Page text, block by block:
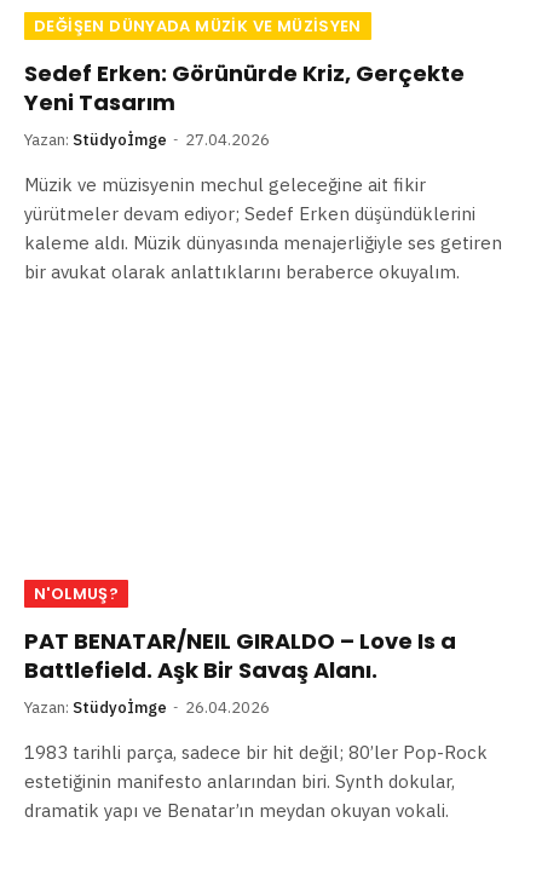
DEĞIŞEN DÜNYADA MÜZIK VE MÜZISYEN
Sedef Erken: Görünürde Kriz, Gerçekte
Yeni Tasarım
Yazan: Stüdyoİmge 27.04.2026
Müzik ve müzisyenin mechul geleceğine ait fikir
yürütmeler devam ediyor; Sedef Erken düşündüklerini
kaleme aldı. Müzik dünyasında menajerliğiyle ses getiren
bir avukat olarak anlattıklarını beraberce okuyalım.
N'OLMUŞ?
PAT BENATAR/NEIL GIRALDO – Love Is a
Battlefield. Aşk Bir Savaş Alanı.
Yazan: Stüdyoİmge 26.04.2026
1983 tarihli parça, sadece bir hit değil; 80’ler Pop-Rock
estetiğinin manifesto anlarından biri. Synth dokular,
dramatik yapı ve Benatar’ın meydan okuyan vokali.